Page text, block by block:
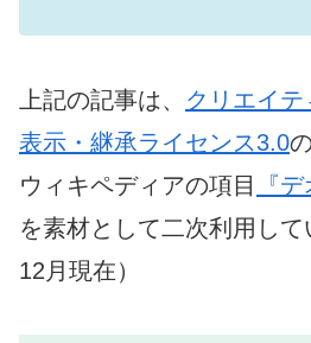
上記の記事は、 クリエイテ
表示・継承ライセンス3.0
ウィキペディアの項目
『
を素材として二次利用し
12月現在）